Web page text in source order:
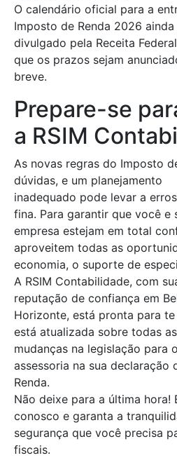
O calendário oficial para a
Imposto de Renda 2026
divulgado pela Receita
que os prazos sejam
breve.
Prepare-se
a RSIM
As novas regras do Imposto
dúvidas, e um planejamento
inadequado pode levar a
fina. Para garantir que você e
empresa estejam em total
aproveitem todas as
economia, o suporte de
A RSIM Contabilidade, com
reputação de confiança em
Horizonte, está pronta para
está atualizada sobre todas as
mudanças na legislação para
assessoria na sua declaração
Renda.
Não deixe para a última hora!
conosco e garanta a
segurança que você precisa
fiscais.